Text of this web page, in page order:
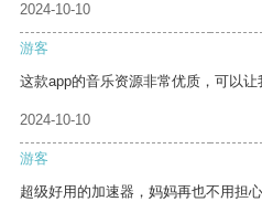
2024-10-10
游客
这款app的音乐资源非常优质，可以让
2024-10-10
游客
超级好用的加速器，妈妈再也不用担